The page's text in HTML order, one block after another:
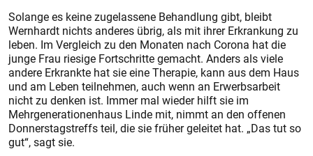
Solange es keine zugelassene Behandlung gibt, bleibt
Wernhardt nichts anderes übrig, als mit ihrer Erkrankung zu
leben. Im Vergleich zu den Monaten nach Corona hat die
junge Frau riesige Fortschritte gemacht. Anders als viele
andere Erkrankte hat sie eine Therapie, kann aus dem Haus
und am Leben teilnehmen, auch wenn an Erwerbsarbeit
nicht zu denken ist. Immer mal wieder hilft sie im
Mehrgenerationenhaus Linde mit, nimmt an den offenen
Donnerstagstreffs teil, die sie früher geleitet hat. „Das tut so
gut“, sagt sie.